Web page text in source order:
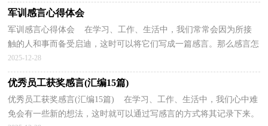
军训感言心得体会
军训感言心得体会 在学习、工作、生活中，我们常常会因为所接
触的人和事而备受启迪，这时可以将它们写成一篇感言。那么感言怎
么写才能感染读者呢？下面是小编整理的军训感言心...
2025-12-28
优秀员工获奖感言(汇编15篇)
优秀员工获奖感言(汇编15篇) 在学习、工作、生活中，我们心中难
免会有一些新的想法，这时就可以通过写感言的方式将其记录下来。